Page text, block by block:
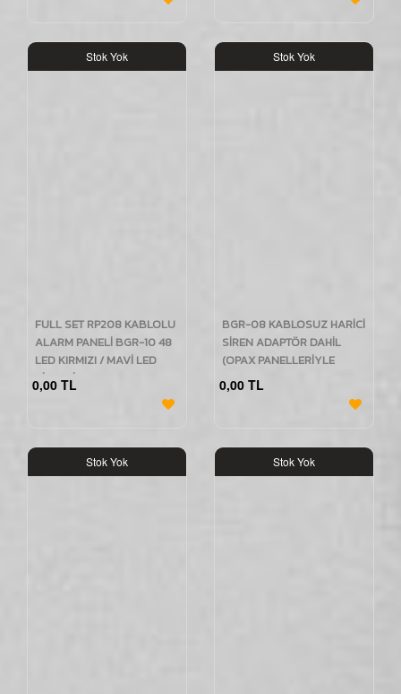
Stok Yok
FULL SET RP208 KABLOLU
ALARM PANELİ BGR-10 48
LED KIRMIZI / MAVİ LED
SİRENLİ ve IDO112
KUMANDALI
0,00 TL
Stok Yok
BGR-08 KABLOSUZ HARİCİ
SİREN ADAPTÖR DAHİL
(OPAX PANELLERİYLE
UYUMLU)
0,00 TL
Stok Yok Stok Yok